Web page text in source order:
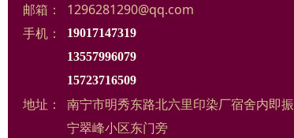
邮箱：
1296281290@qq.com
手机：
19017147319
13557996079
15723716509
地址：
南宁市明秀东路北六里印染厂宿舍内即振
宁翠峰小区东门旁